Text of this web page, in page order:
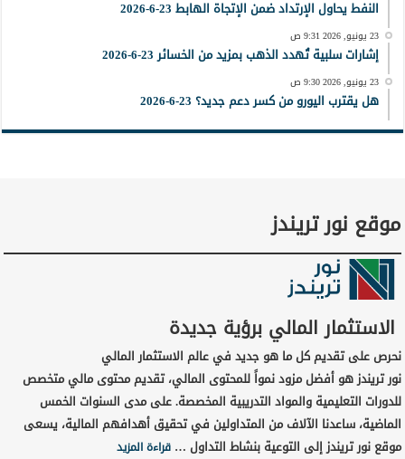
النفط يحاول الإرتداد ضمن الإتجاة الهابط 23-6-2026
23 يونيو, 2026 9:31 ص
إشارات سلبية تُهدد الذهب بمزيد من الخسائر 23-6-2026
23 يونيو, 2026 9:30 ص
هل يقترب اليورو من كسر دعم جديد؟ 23-6-2026
موقع نور تريندز
الاستثمار المالي برؤية جديدة
نحرص على تقديم كل ما هو جديد في عالم الاستثمار المالي
نور تريندز هو أفضل مزود نمواً للمحتوى المالي، تقديم محتوى مالي متخصص
للدورات التعليمية والمواد التدريبية المخصصة. على مدى السنوات الخمس
الماضية، ساعدنا الآلاف من المتداولين في تحقيق أهدافهم المالية، يسعى
موقع نور تريندز إلى التوعية بنشاط التداول …قراءة المزيد